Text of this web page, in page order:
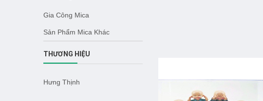
Gia Công Mica
Sản Phẩm Mica Khác
THƯƠNG HIỆU
Hưng Thịnh